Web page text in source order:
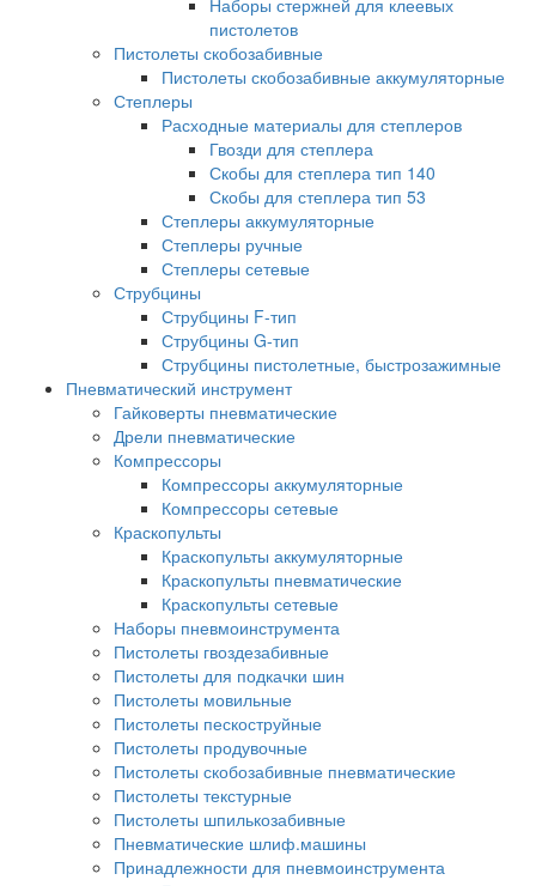
Наборы стержней для клеевых
пистолетов
Пистолеты скобозабивные
Пистолеты скобозабивные аккумуляторные
Степлеры
Расходные материалы для степлеров
Гвозди для степлера
Скобы для степлера тип 140
Скобы для степлера тип 53
Степлеры аккумуляторные
Степлеры ручные
Степлеры сетевые
Струбцины
Струбцины F-тип
Струбцины G-тип
Струбцины пистолетные, быстрозажимные
Пневматический инструмент
Гайковерты пневматические
Дрели пневматические
Компрессоры
Компрессоры аккумуляторные
Компрессоры сетевые
Краскопульты
Краскопульты аккумуляторные
Краскопульты пневматические
Краскопульты сетевые
Наборы пневмоинструмента
Пистолеты гвоздезабивные
Пистолеты для подкачки шин
Пистолеты мовильные
Пистолеты пескоструйные
Пистолеты продувочные
Пистолеты скобозабивные пневматические
Пистолеты текстурные
Пистолеты шпилькозабивные
Пневматические шлиф.машины
Принадлежности для пневмоинструмента